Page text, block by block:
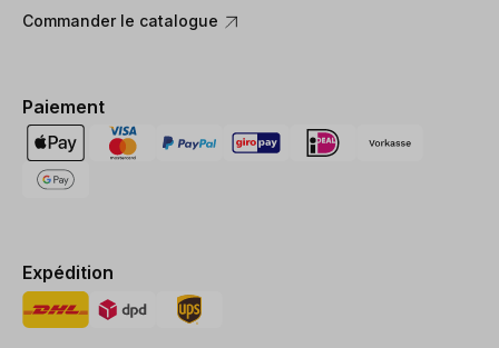
Commander le catalogue
Paiement
Expédition